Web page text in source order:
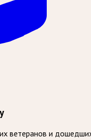
ветеранов и